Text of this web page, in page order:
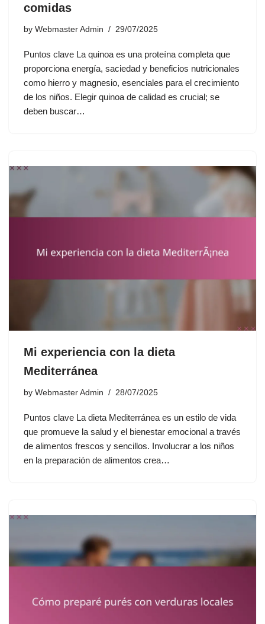
comidas
by Webmaster Admin 29/07/2025
Puntos clave La quinoa es una proteína completa que
proporciona energía, saciedad y beneficios nutricionales
como hierro y magnesio, esenciales para el crecimiento
de los niños. Elegir quinoa de calidad es crucial; se
deben buscar…
Mi experiencia con la dieta
Mediterránea
by Webmaster Admin 28/07/2025
Puntos clave La dieta Mediterránea es un estilo de vida
que promueve la salud y el bienestar emocional a través
de alimentos frescos y sencillos. Involucrar a los niños
en la preparación de alimentos crea…